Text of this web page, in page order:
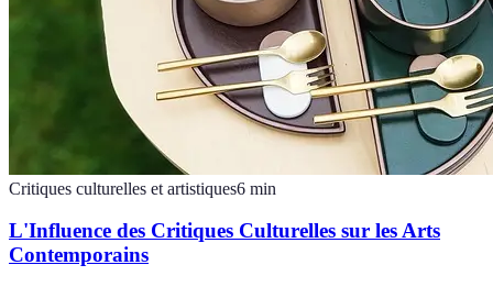
Critiques culturelles et artistiques6 min
L'Influence des Critiques Culturelles sur les Arts
Contemporains